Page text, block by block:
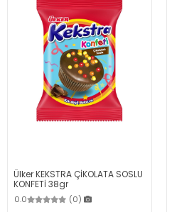
Ülker KEKSTRA ÇİKOLATA SOSLU
KONFETİ 38gr
0.0 (0)